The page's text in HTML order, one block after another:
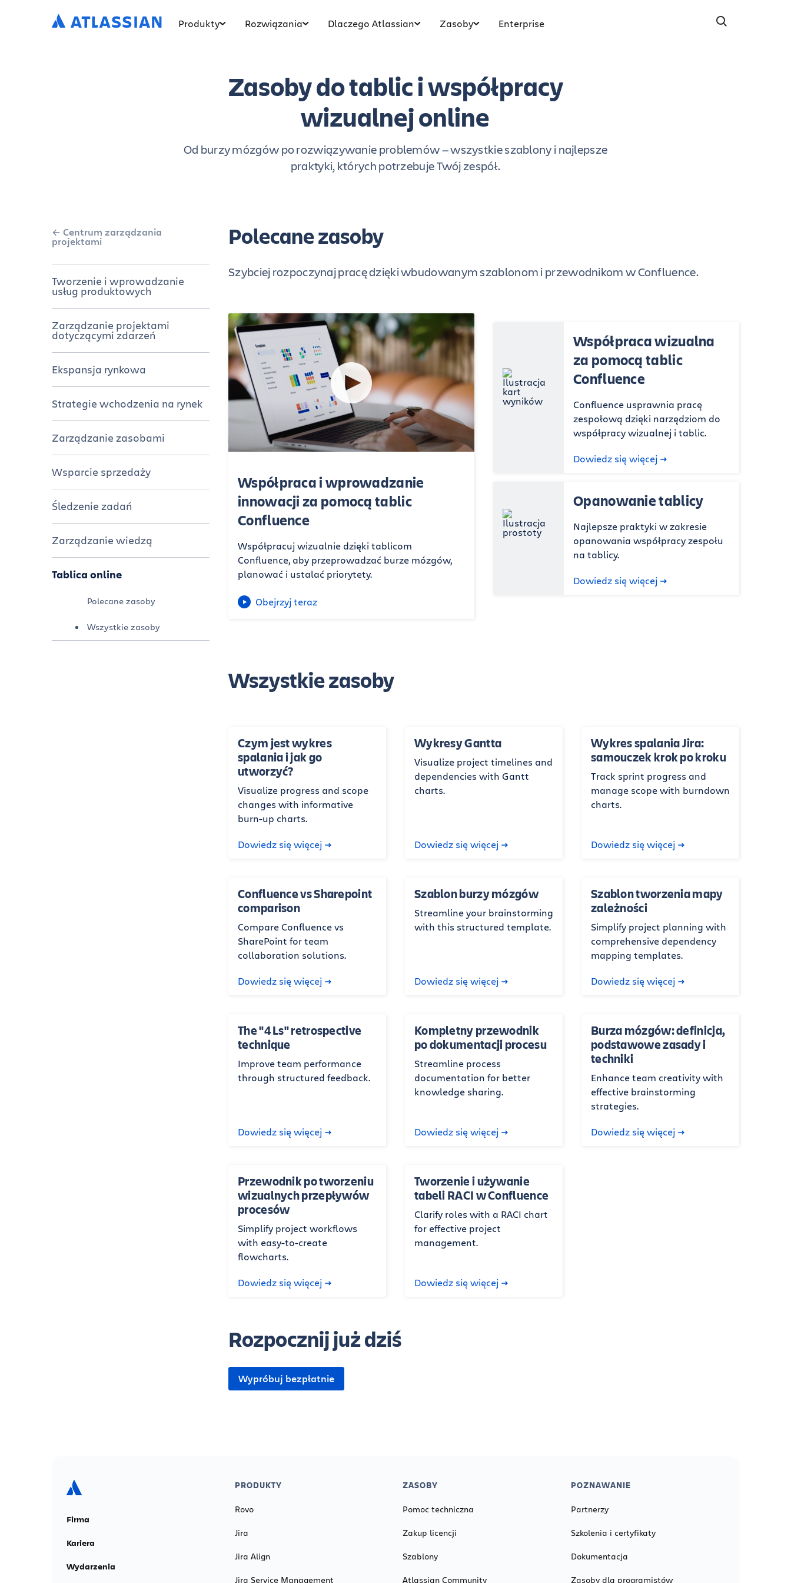
Produkty Rozwiązania Dlaczego Atlassian Zasoby Enterprise
Zasoby do tablic i współpracy
wizualnej online
Od burzy mózgów po rozwiązywanie problemów — wszystkie szablony i najlepsze
praktyki, których potrzebuje Twój zespół.
Centrum zarządzania
projektami
Tworzenie i wprowadzanie
usług produktowych
Zarządzanie projektami
dotyczącymi zdarzeń
Ekspansja rynkowa
Strategie wchodzenia na rynek
Zarządzanie zasobami
Wsparcie sprzedaży
Śledzenie zadań
Zarządzanie wiedzą
Tablica online
Polecane zasoby
Wszystkie zasoby
Polecane zasoby
Szybciej rozpoczynaj pracę dzięki wbudowanym szablonom i przewodnikom w Confluence.
Współpraca i wprowadzanie
innowacji za pomocą tablic
Confluence
Współpracuj wizualnie dzięki tablicom
Confluence, aby przeprowadzać burze mózgów,
planować i ustalać priorytety.
Obejrzyj teraz
Współpraca wizualna
za pomocą tablic
Confluence
Confluence usprawnia pracę
zespołową dzięki narzędziom do
współpracy wizualnej i tablic.
Dowiedz się więcej
Opanowanie tablicy
Najlepsze praktyki w zakresie
opanowania współpracy zespołu
na tablicy.
Dowiedz się więcej
Wszystkie zasoby
Czym jest wykres
spalania i jak go
utworzyć?
Visualize progress and scope
changes with informative
burn-up charts.
Dowiedz się więcej
Wykresy Gantta
Visualize project timelines and
dependencies with Gantt
charts.
Dowiedz się więcej
Wykres spalania Jira:
samouczek krok po kroku
Track sprint progress and
manage scope with burndown
charts.
Dowiedz się więcej
Confluence vs Sharepoint
comparison
Compare Confluence vs
SharePoint for team
collaboration solutions.
Dowiedz się więcej
Szablon burzy mózgów
Streamline your brainstorming
with this structured template.
Dowiedz się więcej
Szablon tworzenia mapy
zależności
Simplify project planning with
comprehensive dependency
mapping templates.
Dowiedz się więcej
The "4 Ls" retrospective
technique
Improve team performance
through structured feedback.
Dowiedz się więcej
Kompletny przewodnik
po dokumentacji procesu
Streamline process
documentation for better
knowledge sharing.
Dowiedz się więcej
Burza mózgów: definicja,
podstawowe zasady i
techniki
Enhance team creativity with
effective brainstorming
strategies.
Dowiedz się więcej
Przewodnik po tworzeniu
wizualnych przepływów
procesów
Simplify project workflows
with easy-to-create
flowcharts.
Dowiedz się więcej
Tworzenie i używanie
tabeli RACI w Confluence
Clarify roles with a RACI chart
for effective project
management.
Dowiedz się więcej
Rozpocznij już dziś
Wypróbuj bezpłatnie
Firma
Kariera
Wydarzenia
PRODUKTY
Rovo
Jira
Jira Align
Jira Service Management
ZASOBY
Pomoc techniczna
Zakup licencji
Szablony
Atlassian Community
POZNAWANIE
Partnerzy
Szkolenia i certyfikaty
Dokumentacja
Zasoby dla programistów